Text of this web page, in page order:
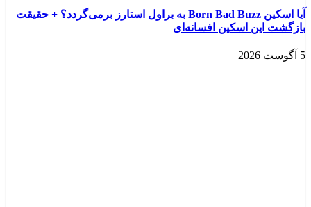
آیا اسکین Born Bad Buzz به براول استارز برمی‌گردد؟ + حقیقت
بازگشت این اسکین افسانه‌ای
5 آگوست 2026